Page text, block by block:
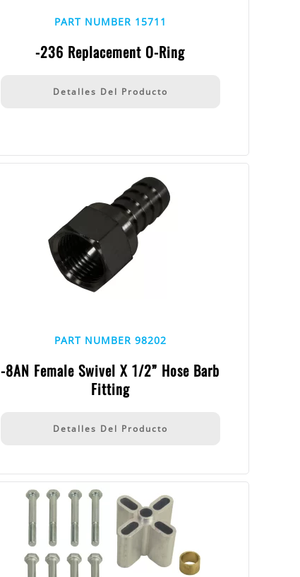
PART NUMBER 15711
-236 Replacement O-Ring
Detalles Del Producto
PART NUMBER 98202
-8AN Female Swivel X 1/2” Hose Barb
Fitting
Detalles Del Producto